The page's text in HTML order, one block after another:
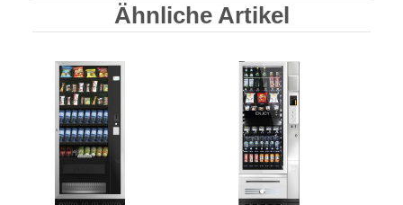
Ähnliche Artikel